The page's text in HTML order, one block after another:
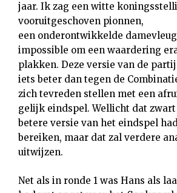
jaar. Ik zag een witte
vooruitgeschoven pionnen,
een onderontwikkelde
impossible om een waardering
plakken. Deze versie van de
iets beter dan tegen de
zich tevreden stellen met een
gelijk eindspel. Wellicht dat zwart
betere versie van het eindspel
bereiken, maar dat zal verdere
uitwijzen.
Net als in ronde 1 was Hans als